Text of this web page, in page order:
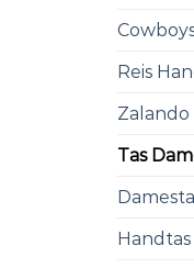
Reis
Zalando
Tas